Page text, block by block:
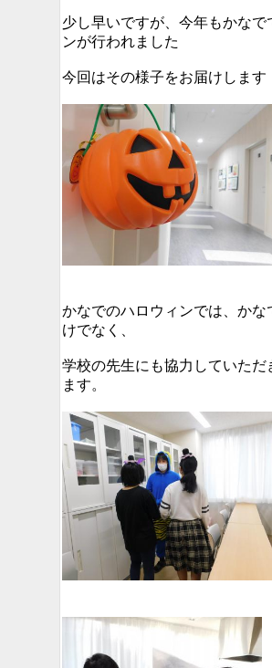
少し早いですが、今年もかなで
ンが行われました
今回はその様子をお届けします
かなでのハロウィンでは、かな
けでなく、
学校の先生にも協力していただ
ます。